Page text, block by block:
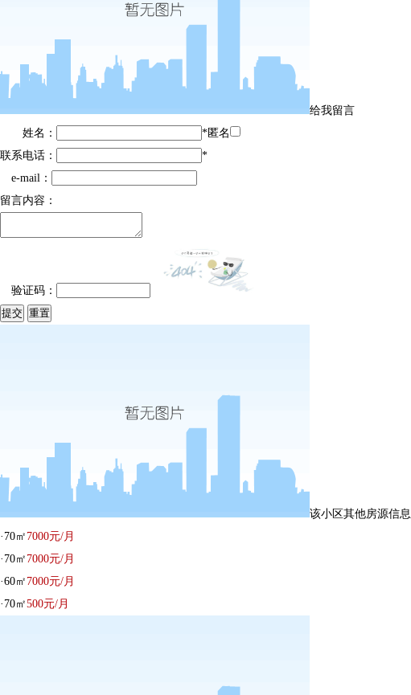
给我留言
姓名：
*匿名
联系电话：
*
e-mail：
留言内容：
验证码：
该小区其他房源信息
· 70㎡ 7000元/月
· 70㎡ 7000元/月
·60㎡ 7000元/月
· 70㎡500元/月